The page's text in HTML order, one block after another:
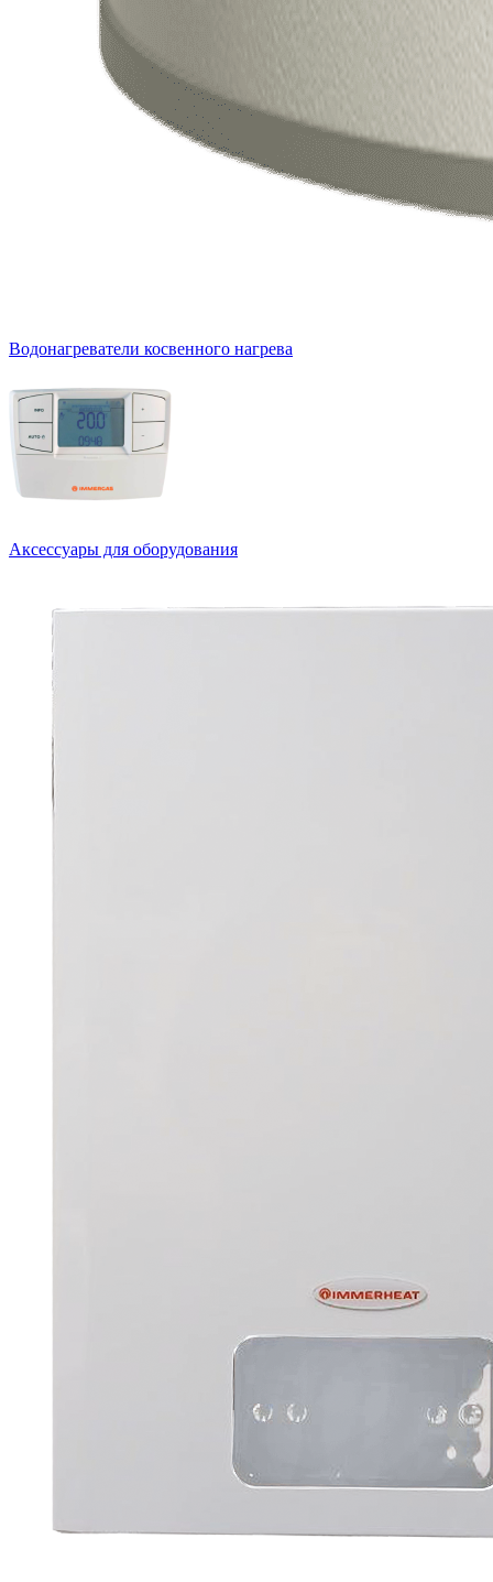
Водонагреватели косвенного нагрева
Аксессуары для оборудования